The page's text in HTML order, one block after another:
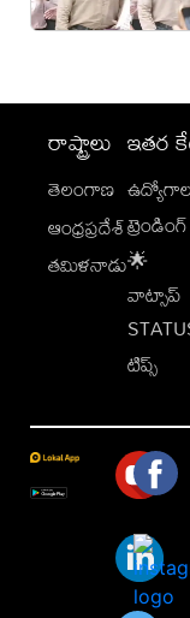
రాష్ట్రాలు
తెలంగాణ
ఆంధ్రప్రదేశ్
తమిళనాడు
ఇతర
ట్రెండింగ్
🌟
వాట్సాప్
టిప్స్